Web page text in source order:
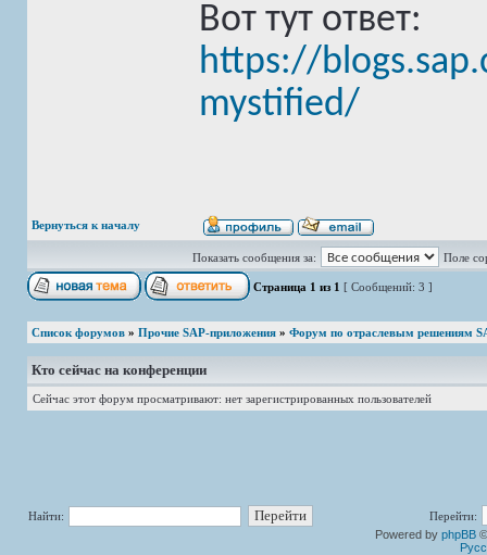
Вот тут ответ:
https://
mystified/
Вернуться к началу
Показать сообщения за: Поле
Страница 1 из 1 [ Сообщений: 3 ]
Список форумов » Прочие SAP-приложения » Форум по отраслевым решениям
Кто сейчас на конференции
Сейчас этот форум просматривают: нет зарегистрированных пользователей
Найти:
Перейти:
Powered by phpBB